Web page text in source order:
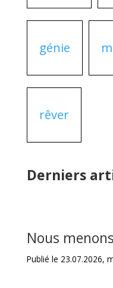
génie
rêver
Derniers
Nous
Publié le 23.07.2026,